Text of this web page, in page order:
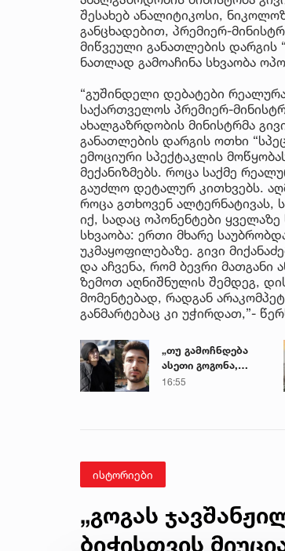
შესახებ ანალიტიკოსი,
განცხადებით, პრემიერ-
მიწვეული განათლების დარგის
ნათლად გამოაჩინა სხვაობა
“გუშინდელი დებატები
საქართველოს პრემიერ-
ახალგაზრდობის მინისტრმა
განათლების დარგის ოთხი
ემოციური სპექტაკლის
მექანიზმებს. როცა საქმე
გაუძლო დეტალურ კითხვებს.
როცა გთხოვენ ალტერნატივას,
იქ, სადაც ოპონენტები
სხვაობა: ერთი მხარე
უკმაყოფილებაზე. გივი
და აჩვენა, რომ ბევრი
ზემოთ აღნიშნულის შემდეგ,
მომენტებად, რადგან
განმარტებაც კი უჭირდათ,”-
„თუ გამოჩნდება
ასეთი გოგონა,
ოფიციალურად,
16:55
ისტორიები
„გოგას
ბიჭისთვის